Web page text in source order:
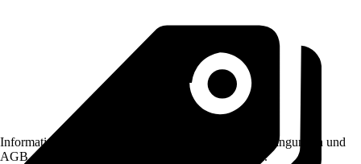
Informationen des Verkäufers, wie z. B. Rückgabebedingungen und
AGB, finden Sie bei Klick auf den Verkäufernamen.